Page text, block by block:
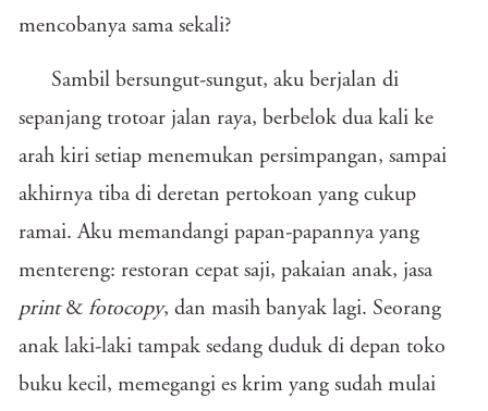
mencobanya sama sekali?
Sambil bersungut-sungut, aku berjalan di
sepanjang trotoar jalan raya, berbelok dua kali ke
arah kiri setiap menemukan persimpangan, sampai
akhirnya tiba di deretan pertokoan yang cukup
ramai. Aku memandangi papan-papannya yang
mentereng: restoran cepat saji, pakaian anak, jasa
print& fotocopy, dan masih banyak lagi. Seorang
anak laki-laki tampak sedang duduk di depan toko
buku kecil, memegangi es krim yang sudah mulai